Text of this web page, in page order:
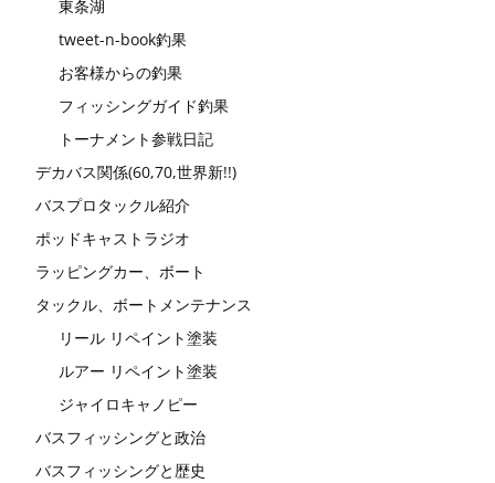
東条湖
tweet-n-book釣果
お客様からの釣果
フィッシングガイド釣果
トーナメント参戦日記
デカバス関係(60,70,世界新!!)
バスプロタックル紹介
ポッドキャストラジオ
ラッピングカー、ボート
タックル、ボートメンテナンス
リール リペイント塗装
ルアー リペイント塗装
ジャイロキャノピー
バスフィッシングと政治
バスフィッシングと歴史